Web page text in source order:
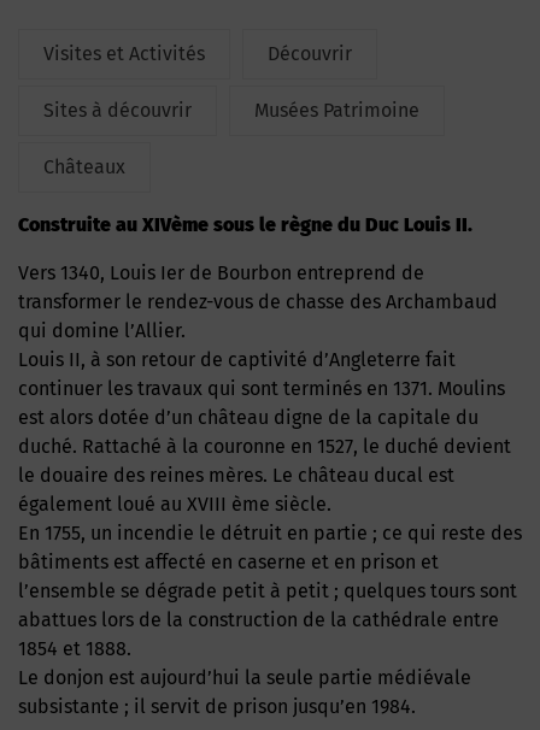
Visites et Activités Découvrir
Sites à découvrir Musées Patrimoine
Châteaux
Construite au XIVème sous le règne du Duc Louis II.
Vers 1340, Louis Ier de Bourbon entreprend de
transformer le rendez-vous de chasse des Archambaud
qui domine l’Allier.
Louis II, à son retour de captivité d’Angleterre fait
continuer les travaux qui sont terminés en 1371. Moulins
est alors dotée d’un château digne de la capitale du
duché. Rattaché à la couronne en 1527, le duché devient
le douaire des reines mères. Le château ducal est
également loué au XVIII ème siècle.
En 1755, un incendie le détruit en partie ; ce qui reste des
bâtiments est affecté en caserne et en prison et
l’ensemble se dégrade petit à petit ; quelques tours sont
abattues lors de la construction de la cathédrale entre
1854 et 1888.
Le donjon est aujourd’hui la seule partie médiévale
subsistante ; il servit de prison jusqu’en 1984.